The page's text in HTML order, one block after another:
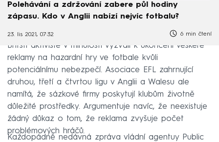
Polehávání a zdržování zabere půl hodiny
zápasu. Kdo v Anglii nabízí nejvíc fotbalu?
23. lis 2021, 07:32 6 min čtení
Britští aktivisté v minulosti vyzvali k ukončení veškeré
reklamy na hazardní hry ve fotbale kvůli
potenciálnímu nebezpečí. Asociace EFL zahrnující
druhou, třetí a čtvrtou ligu v Anglii a Walesu ale
namítá, že sázkové firmy poskytují klubům životně
důležité prostředky. Argumentuje navíc, že neexistuje
žádný důkaz o tom, že reklama zvyšuje počet
problémových hráčů.
Každopádně nedávná zpráva vládní agentuy Public